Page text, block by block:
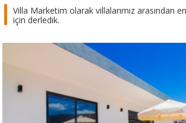
Villa Marketim olarak villalarımız arasından
için derledik.